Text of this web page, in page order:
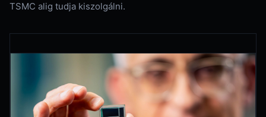
TSMC alig tudja kiszolgálni.